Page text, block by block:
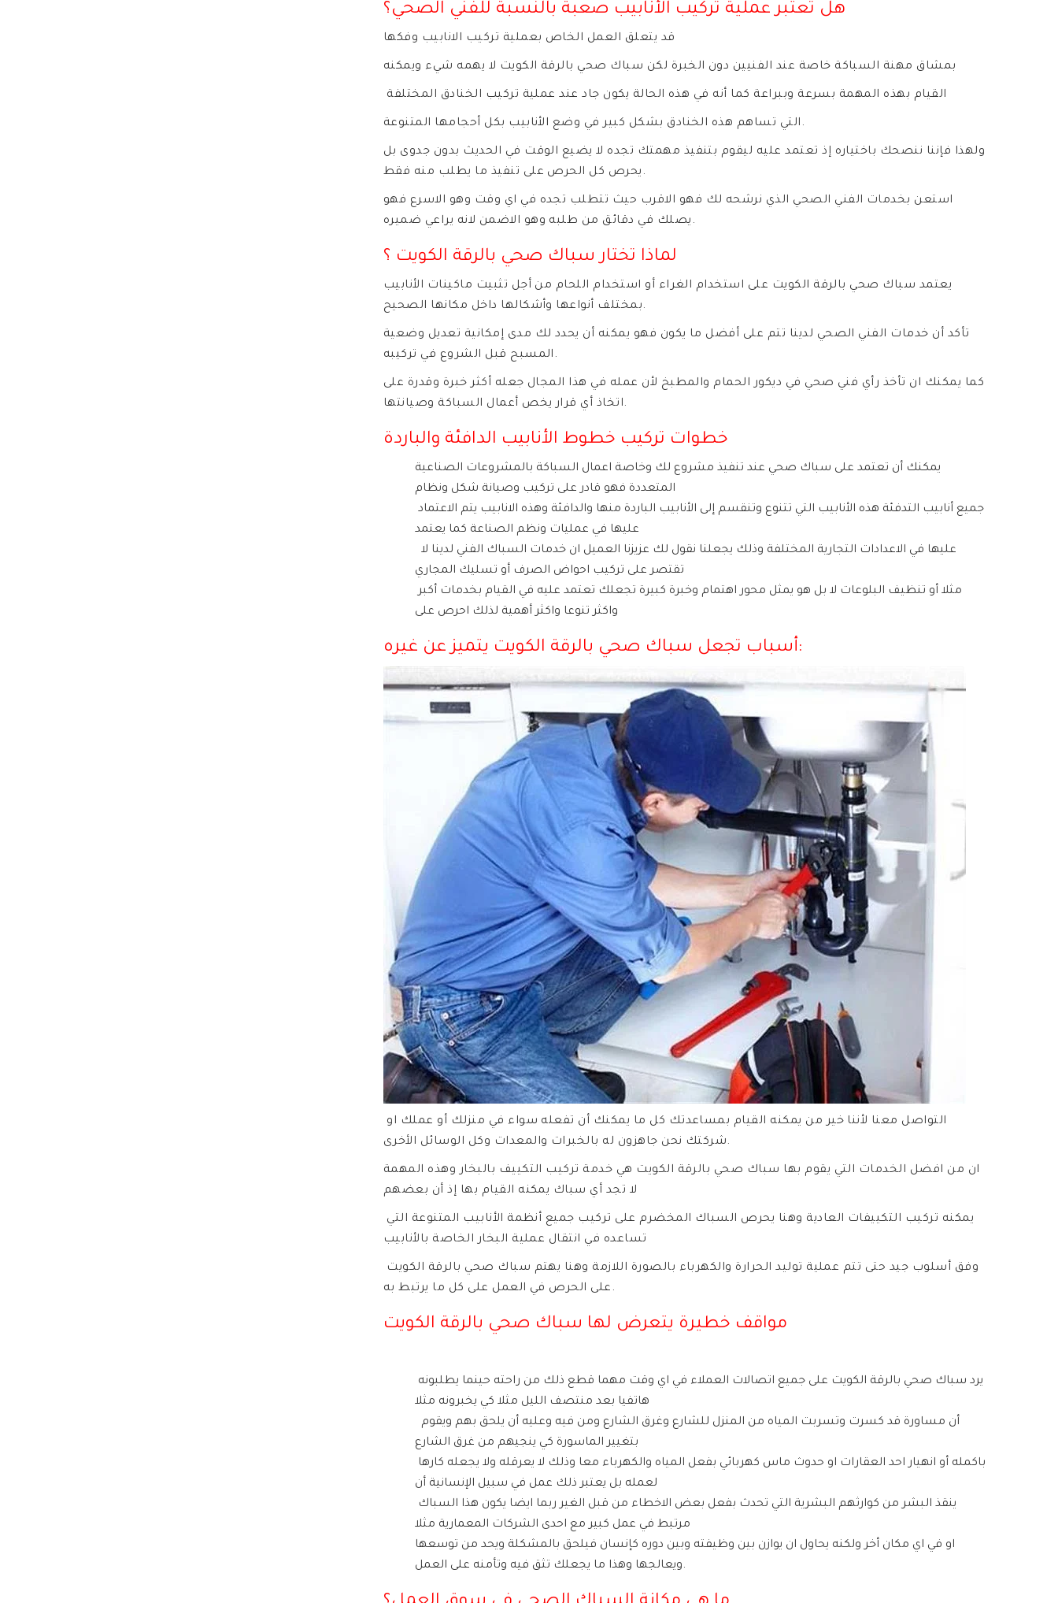
هل تعتبر عملية تركيب الأنابيب صعبة بالنسبة للفني الصحي؟
قد يتعلق العمل الخاص بعملية تركيب الانابيب وفكها
بمشاق مهنة السباكة خاصة عند الفنيين دون الخبرة لكن سباك صحي بالرقة الكويت لا يهمه شيء ويمكنه
القيام بهذه المهمة بسرعة وببراعة كما أنه في هذه الحالة يكون جاد عند عملية تركيب الخنادق المختلفة
التي تساهم هذه الخنادق بشكل كبير في وضع الأنابيب بكل أحجامها المتنوعة.
ولهذا فإننا ننصحك باختياره إذ تعتمد عليه ليقوم بتنفيذ مهمتك تجده لا يضيع الوقت في الحديث بدون جدوى بل
يحرص كل الحرص على تنفيذ ما يطلب منه فقط.
استعن بخدمات الفني الصحي الذي نرشحه لك فهو الاقرب حيث تتطلب تجده في اي وقت وهو الاسرع فهو
يصلك في دقائق من طلبه وهو الاضمن لانه يراعي ضميره.
لماذا تختار سباك صحي بالرقة الكويت ؟
يعتمد سباك صحي بالرقة الكويت على استخدام الغراء أو استخدام اللحام من أجل تثبيت ماكينات الأنابيب
بمختلف أنواعها وأشكالها داخل مكانها الصحيح.
تأكد أن خدمات الفني الصحي لدينا تتم على أفضل ما يكون فهو يمكنه أن يحدد لك مدى إمكانية تعديل وضعية
المسبح قبل الشروع في تركيبه.
كما يمكنك ان تأخذ رأي فني صحي في ديكور الحمام والمطبخ لأن عمله في هذا المجال جعله أكثر خبرة وقدرة على
اتخاذ أي قرار يخص أعمال السباكة وصيانتها.
خطوات تركيب خطوط الأنابيب الدافئة والباردة
يمكنك أن تعتمد على سباك صحي عند تنفيذ مشروع لك وخاصة اعمال السباكة بالمشروعات الصناعية
المتعددة فهو قادر على تركيب وصيانة شكل ونظام
عليها في عمليات ونظم الصناعة كما يعتمد
تقتصر على تركيب احواض الصرف أو تسليك المجاري
مثلا أو تنظيف البلوعات لا بل هو يمثل محور اهتمام وخبرة كبيرة تجعلك تعتمد عليه في القيام بخدمات أكبر
واكثر تنوعا واكثر أهمية لذلك احرص على
أسباب تجعل سباك صحي بالرقة الكويت يتميز عن غيره:
شركتك نحن جاهزون له بالخبرات والمعدات وكل الوسائل الأخرى.
ان من افضل الخدمات التي يقوم بها سباك صحي بالرقة الكويت هي خدمة تركيب التكييف بالبخار وهذه المهمة
لا تجد أي سباك يمكنه القيام بها إذ أن بعضهم
تساعده في انتقال عملية البخار الخاصة بالأنابيب
على الحرص في العمل على كل ما يرتبط به.
مواقف خطيرة يتعرض لها سباك صحي بالرقة الكويت
هاتفيا بعد منتصف الليل مثلا كي يخبرونه مثلا
بتغيير الماسورة كي ينجيهم من غرق الشارع
لعمله بل يعتبر ذلك عمل في سبيل الإنسانية أن
مرتبط في عمل كبير مع احدى الشركات المعمارية مثلا
او في اي مكان أخر ولكنه يحاول ان يوازن بين وظيفته وبين دوره كإنسان فيلحق بالمشكلة ويحد من توسعها
ويعالجها وهذا ما يجعلك تثق فيه وتأمنه على العمل.